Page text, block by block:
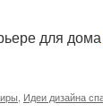
для дома
Идеи дизайна